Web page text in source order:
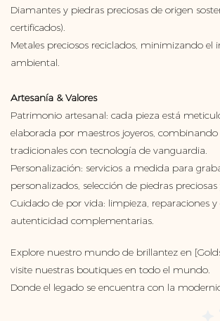
Diamantes y piedras preciosas de origen
certificados).
Metales preciosos reciclados, minimizando el
ambiental.
Artesanía & Valores
Patrimonio artesanal: cada pieza está
elaborada por maestros joyeros, combinando
tradicionales con tecnología de vanguardia.
Personalización: servicios a medida para
personalizados, selección de piedras
Cuidado de por vida: limpieza, reparaciones y
autenticidad complementarias.
Explore nuestro mundo de brillantez en
visite nuestras boutiques en todo el mundo.
Donde el legado se encuentra con la